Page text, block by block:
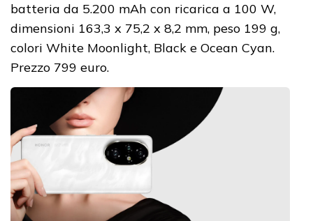
batteria da 5.200 mAh con ricarica a 100 W,
dimensioni 163,3 x 75,2 x 8,2 mm, peso 199 g,
colori White Moonlight, Black e Ocean Cyan.
Prezzo 799 euro.